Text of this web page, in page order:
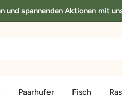
und spannenden Aktionen mit
Paarhufer Fisch